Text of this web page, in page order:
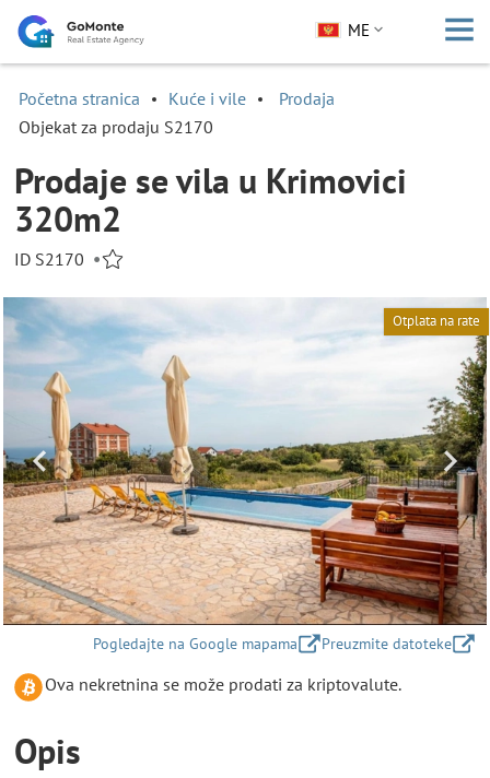
ME
Početna stranica Kuće i vile
Prodaja
Objekat za prodaju S2170
Prodaje se vila u Krimovici
320m2
ID S2170 •
Otplata na rate
Pogledajte na Google mapama Preuzmite datoteke
Ova nekretnina se može prodati za kriptovalute.
Opis